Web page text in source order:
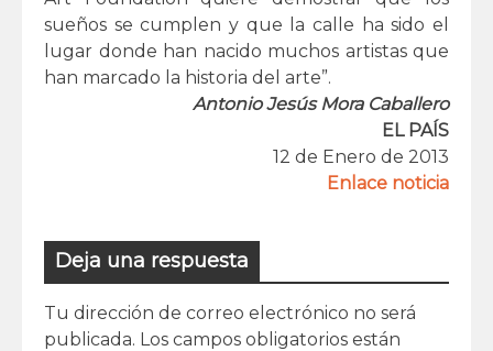
sueños se cumplen y que la calle ha sido el
lugar donde han nacido muchos artistas que
han marcado la historia del arte”.
Antonio Jesús Mora Caballero
EL PAÍS
12 de Enero de 2013
Enlace noticia
Deja una respuesta
Tu dirección de correo electrónico no será
publicada. Los campos obligatorios están